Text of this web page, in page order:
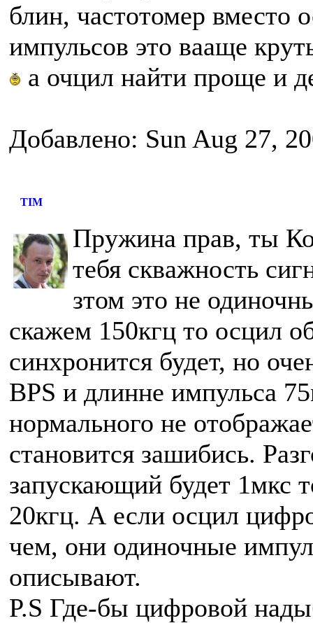
блин, частотомер вместо
импульсов это вааще
а очцил найти проще и
Добавлено: Sun Aug 27,
TIM
Пружина прав, ты
тебя скважность
зтом это не
скажем 150кгц то осцил
синхронится будет, но
BPS и длинне импульса
нормального не
становится зашибись.
запускающий будет 1мкс
20кгц. А если осцил
чем, они одиночные
описывают.
P.S Где-бы цифровой